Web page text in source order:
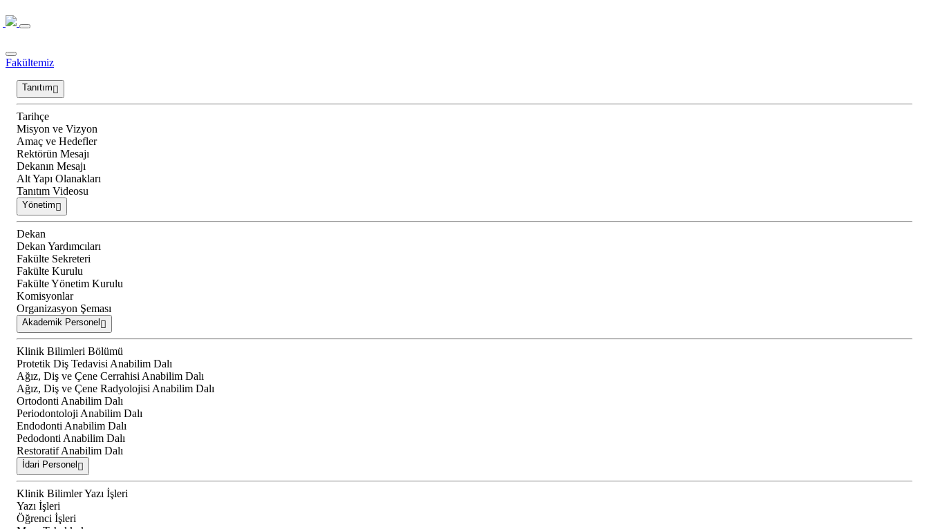
Fakültemiz
Tanıtım
Tarihçe
Misyon ve Vizyon
Amaç ve Hedefler
Rektörün Mesajı
Dekanın Mesajı
Alt Yapı Olanakları
Tanıtım Videosu
Yönetim
Dekan
Dekan Yardımcıları
Fakülte Sekreteri
Fakülte Kurulu
Fakülte Yönetim Kurulu
Komisyonlar
Organizasyon Şeması
Akademik Personel
Klinik Bilimleri Bölümü
Protetik Diş Tedavisi Anabilim Dalı
Ağız, Diş ve Çene Cerrahisi Anabilim Dalı
Ağız, Diş ve Çene Radyolojisi Anabilim Dalı
Ortodonti Anabilim Dalı
Periodontoloji Anabilim Dalı
Endodonti Anabilim Dalı
Pedodonti Anabilim Dalı
Restoratif Anabilim Dalı
İdari Personel
Klinik Bilimler Yazı İşleri
Yazı İşleri
Öğrenci İşleri